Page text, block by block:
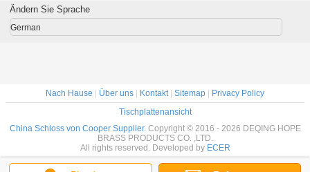
Extrudierverfahren
Ändern Sie Sprache
German
Nach Hause Über uns Kontakt| Sitemap
Privacy Policy
Tischplattenansicht
China Schloss von Cooper Supplier. Copyright © 2016 - 2026 DEQING HOPE
BRASS PRODUCTS CO. ,LTD.
All rights reserved. Developed by ECER